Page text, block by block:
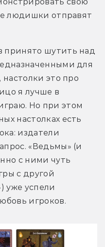
людишки отправят
принято шутить над
для
настолки это про
я лучше в
Но при этом
настолках есть
издатели
«Ведьмы» (и
с ними чуть
с другой
уже успели
игроков.